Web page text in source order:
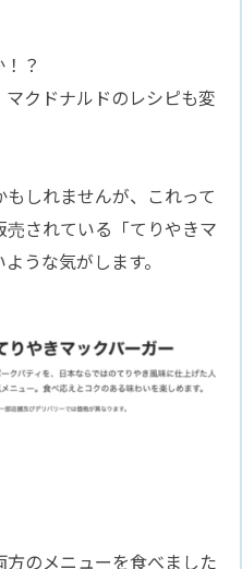
？
クドナルドのレシピも変
しれませんが、これって
されている「てりやきマ
うな気がします。
のメニューを食べました